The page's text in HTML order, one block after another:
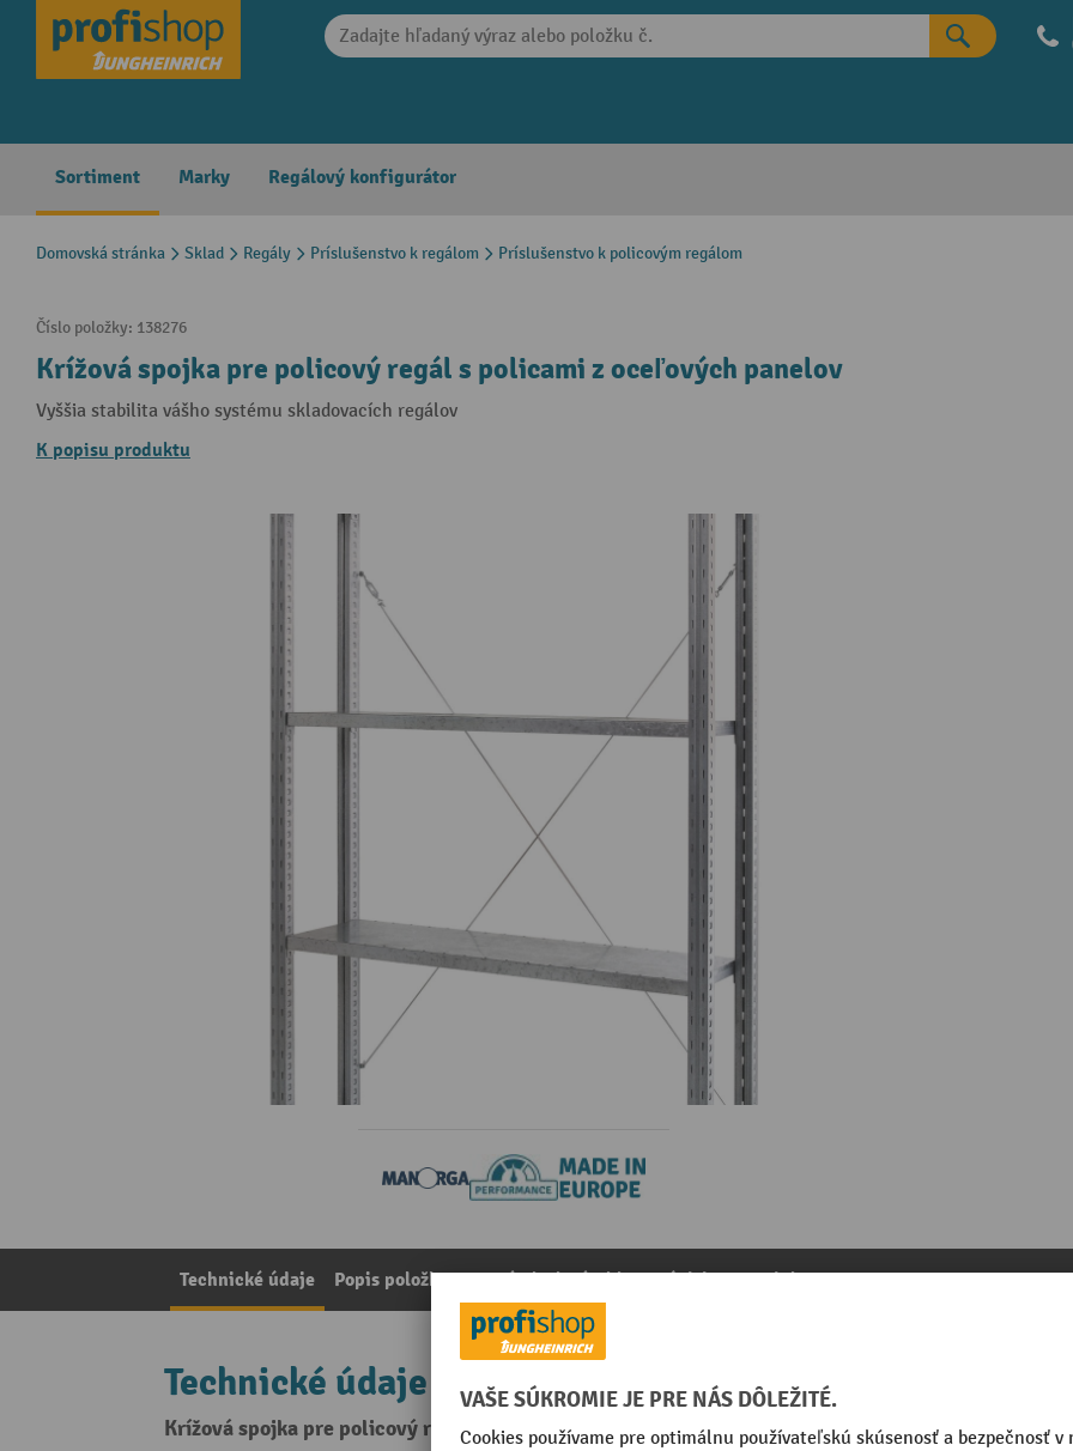
Skip to main navigation
Sortiment Marky Regálový konfigurátor
Domovská stránka Sklad Regály Príslušenstvo k regálom Príslušenstvo k policovým regálom
Číslo položky: 138276
Krížová spojka pre policový regál s policami z oceľových panelov
Vyššia stabilita vášho systému skladovacích regálov
K popisu produktu
Technické údaje Popis položky Poznámky k výrobku Súvisiace produkty
Technické údaje
Krížová spojka pre policový regál s policami z oceľových panelov